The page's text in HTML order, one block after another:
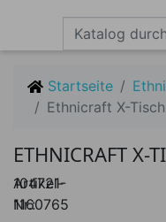
Startseite
Ethnicraft X-Tisch
ETHNICRAFT X-
Artikel-
Nr.:
104721-
1160765